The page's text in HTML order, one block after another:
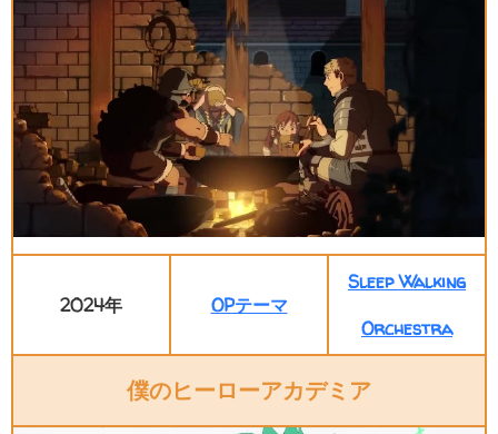
2024年 OPテーマ
Sleep Walking
Orchestra
僕のヒーローアカデミア